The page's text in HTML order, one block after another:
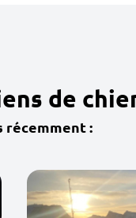
de
récemment :